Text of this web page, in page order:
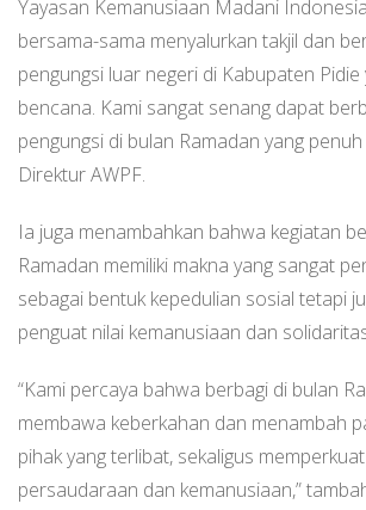
Yayasan Kemanusiaan Madani
bersama-sama menyalurkan takjil dan
pengungsi luar negeri di Kabupaten
bencana. Kami sangat senang dapat
pengungsi di bulan Ramadan yang
Direktur AWPF.
Ia juga menambahkan bahwa kegiatan
Ramadan memiliki makna yang sangat
sebagai bentuk kepedulian sosial tetapi
penguat nilai kemanusiaan dan
“Kami percaya bahwa berbagi di bulan
membawa keberkahan dan menambah
pihak yang terlibat, sekaligus
persaudaraan dan kemanusiaan,”